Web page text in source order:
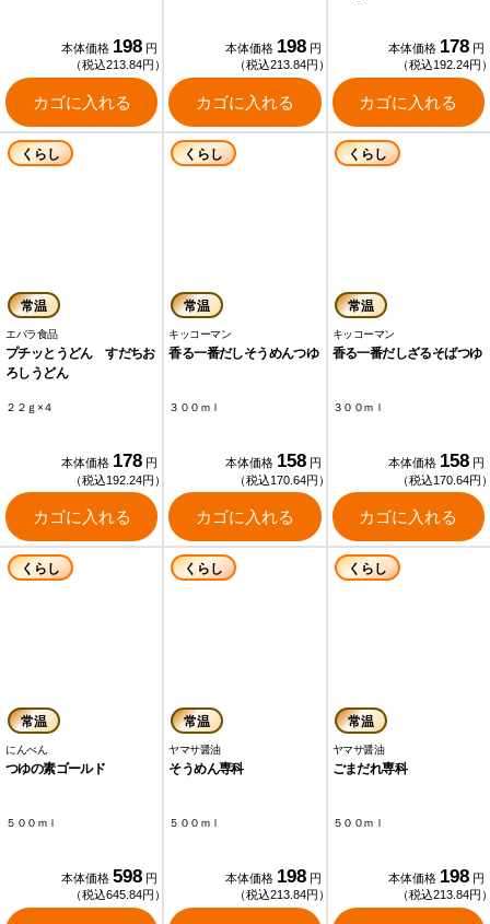
本体価格 198 円
（税込213.84円）
カゴに入れる
本体価格 198 円
（税込213.84円）
カゴに入れる
本体価格 178 円
（税込192.24円
カゴに入れる
くらし
常温
エバラ食品
プチッとうどん すだちお
ろしうどん
２２ｇ×４
本体価格 178 円
（税込192.24円）
カゴに入れる
くらし
常温
キッコーマン
香る一番だしそうめんつゆ
３００ｍｌ
本体価格 158 円
（税込170.64円）
カゴに入れる
くらし
常温
キッコーマン
香る一番だしざるそばつゆ
３００ｍｌ
本体価格 158 円
（税込170.64円
カゴに入れる
くらし
常温
にんべん
つゆの素ゴールド
５００ｍｌ
本体価格 598 円
（税込645.84円）
くらし
常温
ヤマサ醤油
そうめん専科
５００ｍｌ
本体価格 198 円
（税込213.84円）
くらし
常温
ヤマサ醤油
ごまだれ専科
５００ｍｌ
本体価格 198 円
（税込213.84円